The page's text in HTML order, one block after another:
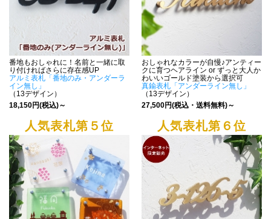
番地もおしゃれに！名前と一緒に取
り付ければさらに存在感UP
アルミ表札「番地のみ・アンダーラ
イン無し」
（13デザイン）
18,150円(税込)～
おしゃれなカラーが自慢♪アンティー
クに育つヘアライン or ずっと大人か
わいいゴールド塗装から選択可
真鍮表札「アンダーライン無し」
（13デザイン）
27,500円(税込・送料無料)～
人気表札第５位 人気表札第６位